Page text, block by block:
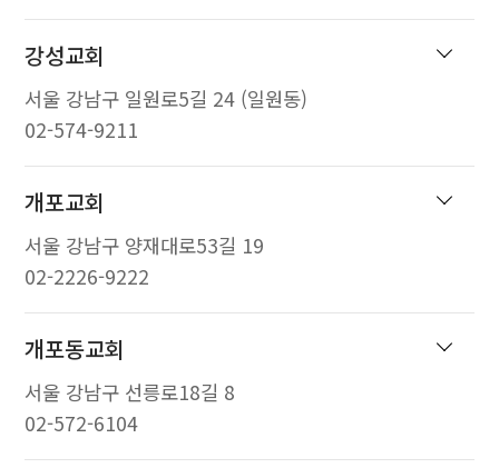
강성교회
서울 강남구 일원로5길 24 (일원동)
02-574-9211
개포교회
서울 강남구 양재대로53길 19
02-2226-9222
개포동교회
서울 강남구 선릉로18길 8
02-572-6104